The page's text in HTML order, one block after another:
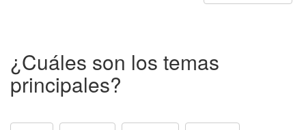
¿Cuáles son los temas
principales?